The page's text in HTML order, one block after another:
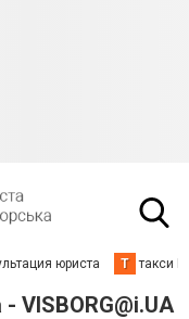
юриста Т такси
- VISBORG@i.UA